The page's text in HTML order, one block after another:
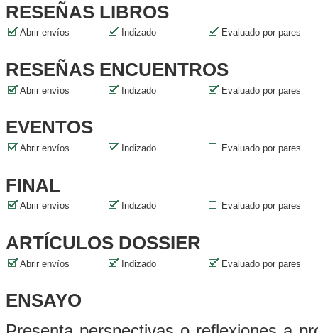
RESEÑAS LIBROS
Abrir envíos Indizado Evaluado por pares
RESEÑAS ENCUENTROS
Abrir envíos Indizado Evaluado por pares
EVENTOS
Abrir envíos Indizado Evaluado por pares
FINAL
Abrir envíos Indizado Evaluado por pares
ARTÍCULOS DOSSIER
Abrir envíos Indizado Evaluado por pares
ENSAYO